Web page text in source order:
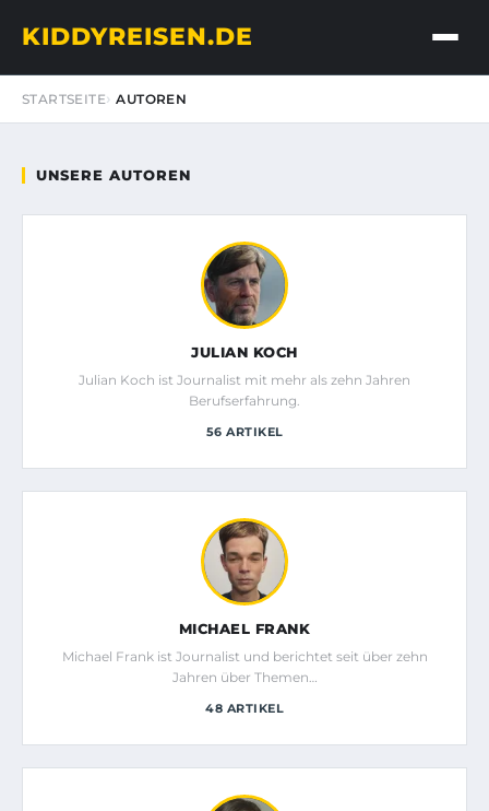
KIDDYREISEN.DE
STARTSEITE AUTOREN
UNSERE AUTOREN
JULIAN KOCH
Julian Koch ist Journalist mit mehr als zehn Jahren
Berufserfahrung.
56 ARTIKEL
MICHAEL FRANK
Michael Frank ist Journalist und berichtet seit über zehn
Jahren über Themen…
48 ARTIKEL